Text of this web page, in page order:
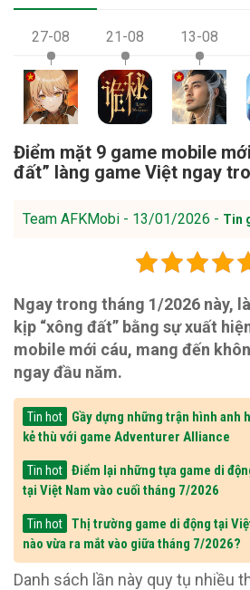
27-08 21-08 13-08
Điểm mặt 9 game mobile
đất” làng game Việt ngay
Team AFKMobi - 13/01/2026 - Tin
Ngay trong tháng 1/2026 này,
kịp “xông đất” bằng sự xuất
mobile mới cáu, mang đến
ngay đầu năm.
Tin hot
Gầy dựng những trận hình anh
kẻ thù với game Adventurer Alliance
Tin hot
Điểm lại những tựa game di
tại Việt Nam vào cuối tháng 7/2026
Tin hot
Thị trường game di động tại
nào vừa ra mắt vào giữa tháng 7/2026?
Danh sách lần này quy tụ nhiều